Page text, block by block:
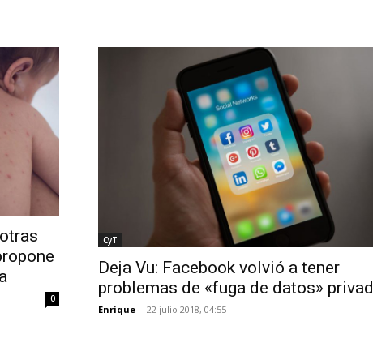
0
CyT
Deja Vu: Facebook volvió a tener
problemas de «fuga de datos»
Enrique - 22 julio 2018, 04:55